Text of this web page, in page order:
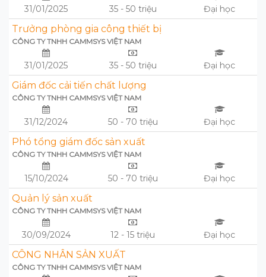
31/01/2025 35 - 50 triệu Đại học
Trưởng phòng gia công thiết bị
CÔNG TY TNHH CAMMSYS VIỆT NAM
31/01/2025 35 - 50 triệu Đại học
Giám đốc cải tiến chất lượng
CÔNG TY TNHH CAMMSYS VIỆT NAM
31/12/2024 50 - 70 triệu Đại học
Phó tổng giám đốc sản xuất
CÔNG TY TNHH CAMMSYS VIỆT NAM
15/10/2024 50 - 70 triệu Đại học
Quản lý sản xuất
CÔNG TY TNHH CAMMSYS VIỆT NAM
30/09/2024 12 - 15 triệu Đại học
CÔNG NHÂN SẢN XUẤT
CÔNG TY TNHH CAMMSYS VIỆT NAM